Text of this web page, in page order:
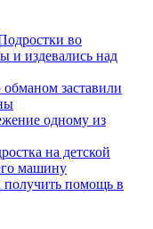
во
и издевались над
заставили
одному из
на детской
машину
помощь в